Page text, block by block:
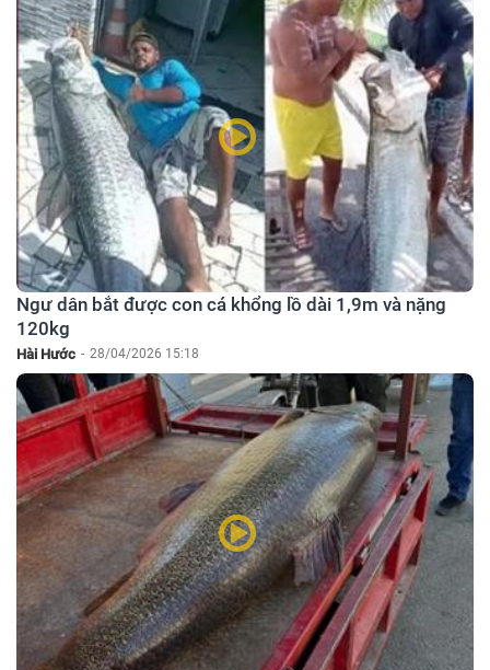
Ngư dân bắt được con cá khổng lồ dài 1,9m và nặng
120kg
Hài Hước - 28/04/2026 15:18